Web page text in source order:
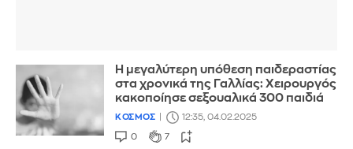
H μεγαλύτερη υπόθεση παιδεραστίας
στα χρονικά της Γαλλίας: Χειρουργός
κακοποίησε σεξουαλικά 300 παιδιά
ΚΟΣΜΟΣ 12:35, 04.02.2025
0 7